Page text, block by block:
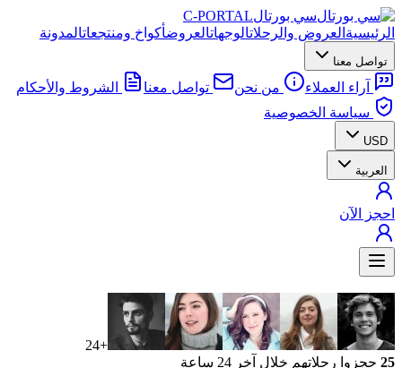
سي بورتالC-PORTAL
الرئيسية العروض والرحلاتالوجهاتالعروضأكواخ ومنتجعاتالمدونة
تواصل معنا
آراء العملاء من نحن تواصل معنا
الشروط والأحكام
سياسة الخصوصية
USD
العربية
احجز الآن
+24
25 حجزوا رحلاتهم خلال آخر 24 ساعة